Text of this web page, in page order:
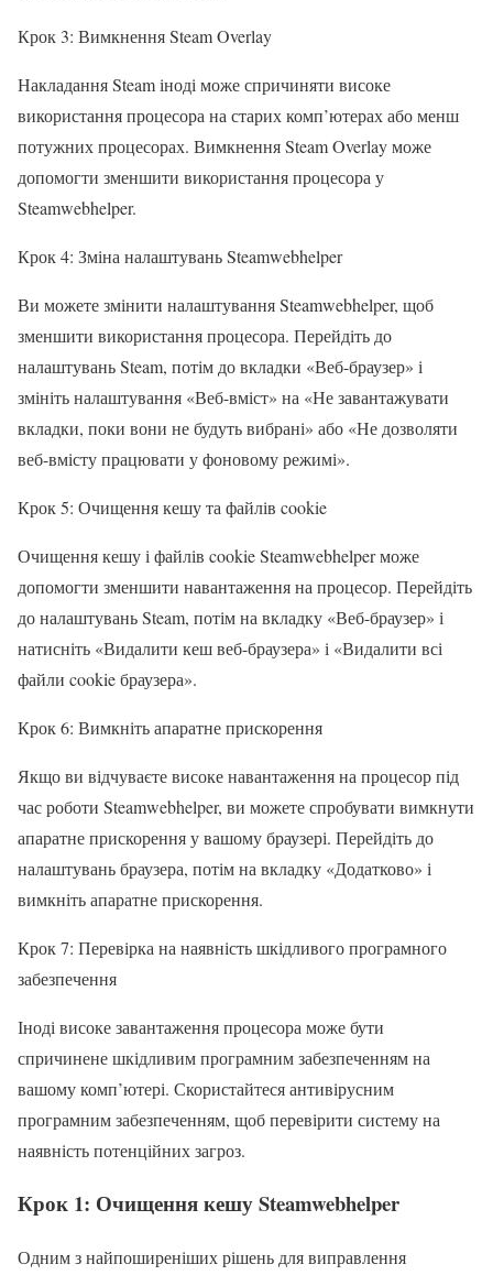
Крок 3: Вимкнення Steam Overlay
Накладання Steam іноді може спричиняти високе
використання процесора на старих комп’ютерах або менш
потужних процесорах. Вимкнення Steam Overlay може
допомогти зменшити використання процесора у
Steamwebhelper.
Крок 4: Зміна налаштувань Steamwebhelper
Ви можете змінити налаштування Steamwebhelper, щоб
зменшити використання процесора. Перейдіть до
налаштувань Steam, потім до вкладки «Веб-браузер» і
змініть налаштування «Веб-вміст» на «Не завантажувати
вкладки, поки вони не будуть вибрані» або «Не дозволяти
веб-вмісту працювати у фоновому режимі».
Крок 5: Очищення кешу та файлів cookie
Очищення кешу і файлів cookie Steamwebhelper може
допомогти зменшити навантаження на процесор. Перейдіть
до налаштувань Steam, потім на вкладку «Веб-браузер» і
натисніть «Видалити кеш веб-браузера» і «Видалити всі
файли cookie браузера».
Крок 6: Вимкніть апаратне прискорення
Якщо ви відчуваєте високе навантаження на процесор під
час роботи Steamwebhelper, ви можете спробувати вимкнути
апаратне прискорення у вашому браузері. Перейдіть до
налаштувань браузера, потім на вкладку «Додатково» і
вимкніть апаратне прискорення.
Крок 7: Перевірка на наявність шкідливого програмного
забезпечення
Іноді високе завантаження процесора може бути
спричинене шкідливим програмним забезпеченням на
вашому комп’ютері. Скористайтеся антивірусним
програмним забезпеченням, щоб перевірити систему на
наявність потенційних загроз.
Крок 1: Очищення кешу Steamwebhelper
Одним з найпоширеніших рішень для виправлення